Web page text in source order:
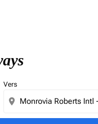
Vers
location_on
dates ci-dessous afin